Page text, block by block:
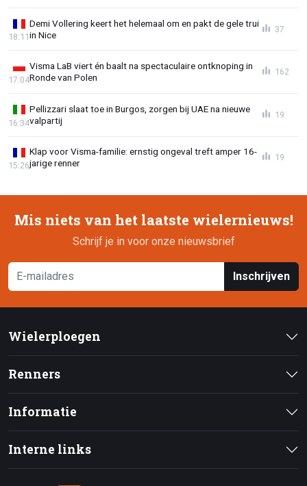
Demi Vollering keert het helemaal om en pakt de gele trui
in Nice
18:11
37
Visma LaB viert én baalt na spectaculaire ontknoping in
Ronde van Polen
17:04
162
Pellizzari slaat toe in Burgos, zorgen bij UAE na nieuwe
valpartij
16:34
19
Klap voor Visma-familie: ernstig ongeval treft amper 16-
jarige renner
15:26
19
Mis niets van het laatste wielernieuws!
Schrijf je in voor onze nieuwsbrief
Inschrijven
Wielerploegen
Renners
Informatie
Interne links